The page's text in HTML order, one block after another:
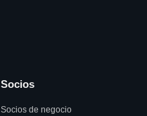
Socios
Socios de negocio